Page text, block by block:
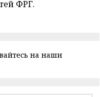
ФРГ.
на наши